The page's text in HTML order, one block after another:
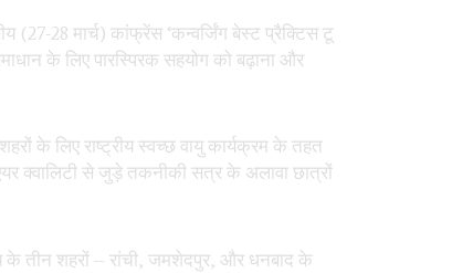
(27-28 मार्च) कांफ्रेंस ‘कन्वर्जिंग बेस्ट प्रैक्टिस टू
के लिए पारस्पिरक सहयोग को बढ़ाना और
के लिए राष्ट्रीय स्वच्छ वायु कार्यक्रम के तहत
क्वालिटी से जुड़े तकनीकी सत्र के अलावा छात्रों
के तीन शहरों – रांची, जमशेदपुर, और धनबाद के